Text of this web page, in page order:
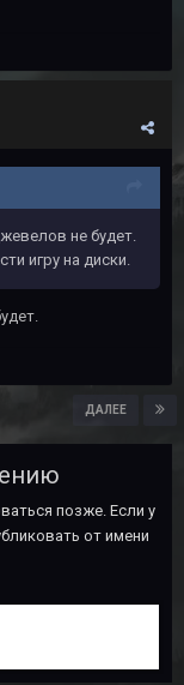
не будет.
игру на диски.
ДАЛЕЕ
позже. Если у
от имени